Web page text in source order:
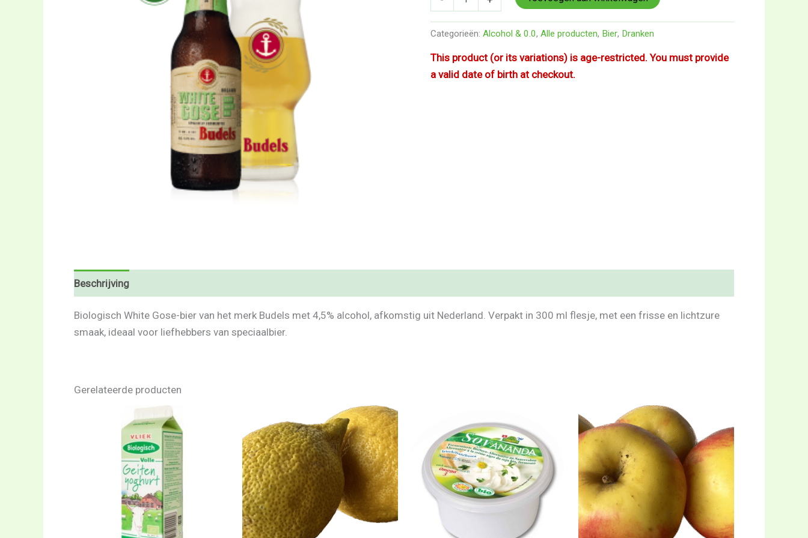
Categorieën: Alcohol & 0.0, Alle producten, Bier, Dranken
This product (or its variations) is age-restricted. You must provide
a valid date of birth at checkout.
Beschrijving
Biologisch White Gose-bier van het merk Budels met 4,5% alcohol, afkomstig uit Nederland. Verpakt in 300 ml flesje, met een frisse en lichtzure
smaak, ideaal voor liefhebbers van speciaalbier.
Gerelateerde producten